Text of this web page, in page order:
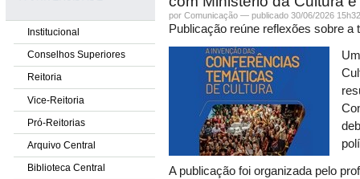
Institucional
Conselhos Superiores
Reitoria
Vice-Reitoria
Pró-Reitorias
Arquivo Central
Biblioteca Central
porComunicação —publicado 30/06/2026
Publicação reúne reflexões sobre
A publicação foi organizada pelo